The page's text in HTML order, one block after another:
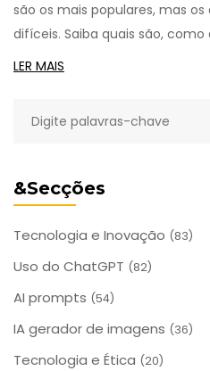
&Secções
Tecnologia e Inovação (83)
Uso do ChatGPT (82)
AI prompts (54)
IA gerador de imagens (36)
Tecnologia e Ética (20)
são os mais populares, mas
difíceis. Saiba quais são,
realmente precisar de um.
LER MAIS